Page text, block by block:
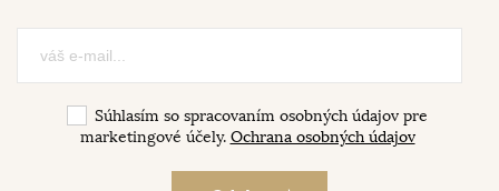
Súhlasím so spracovaním osobných údajov pre
marketingové účely. Ochrana osobných údajov